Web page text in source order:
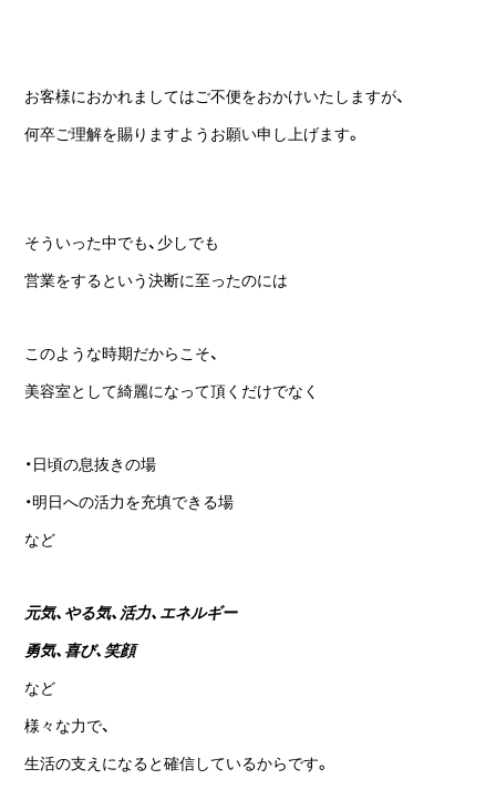
お客様におかれましてはご不便をおかけいたしますが、
何卒ご理解を賜りますようお願い申し上げます。
そういった中でも、少しでも
営業をするという決断に至ったのには
このような時期だからこそ、
美容室として綺麗になって頂くだけでなく
・日頃の息抜きの場
・明日への活力を充填できる場
など
元気、やる気、活力、エネルギー
勇気、喜び、笑顔
など
様々な力で、
生活の支えになると確信しているからです。